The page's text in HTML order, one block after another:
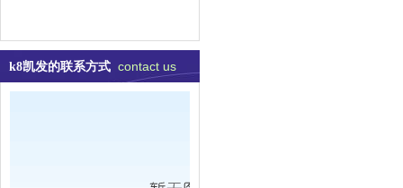
k8凯发的联系方式 contact us